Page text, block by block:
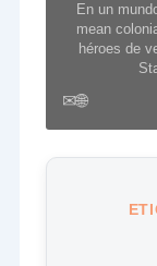
En un
mean
héroes de
✉🌐